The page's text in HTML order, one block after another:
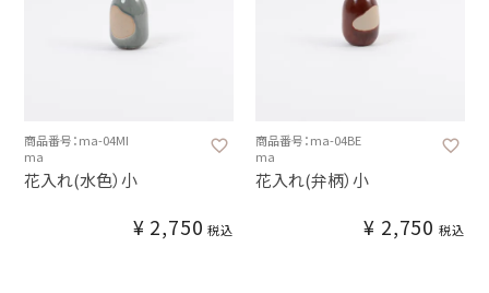
商品番号：ma-04MI
ma
花入れ(水色）小
¥ 2,750 税込
商品番号：ma-04BE
ma
花入れ(弁柄）小
¥ 2,750 税込